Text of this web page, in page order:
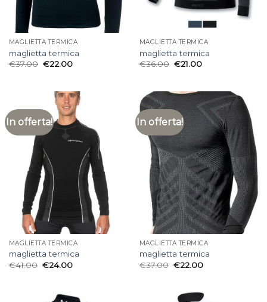
MAGLIETTA TERMICA
maglietta termica
€37.00 €22.00
MAGLIETTA TERMICA
maglietta termica
€36.00 €21.00
In offerta!
MAGLIETTA TERMICA
maglietta termica
€41.00 €24.00
In offerta!
MAGLIETTA TERMICA
maglietta termica
€37.00 €22.00